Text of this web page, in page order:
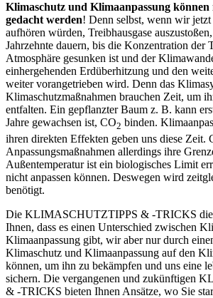
Klimaschutz und Klimaanpassung können
gedacht werden! Denn selbst, wenn wir
aufhören würden, Treibhausgase
Jahrzehnte dauern, bis die Konzentration der
Atmosphäre gesunken ist und der
einhergehenden Erdüberhitzung und den
weiter vorangetrieben wird. Denn das
Klimaschutzmaßnahmen brauchen Zeit, um
entfalten. Ein gepflanzter Baum z. B. kann
Jahre gewachsen ist, CO2 binden.
ihren direkten Effekten geben uns diese Zeit.
Anpassungsmaßnahmen allerdings ihre
Außentemperatur ist ein biologisches Limit
nicht anpassen können. Deswegen wird
benötigt.
Die KLIMASCHUTZTIPPS & -TRICKS
Ihnen, dass es einen Unterschied zwischen
Klimaanpassung gibt, wir aber nur durch
Klimaschutz und Klimaanpassung auf den
können, um ihn zu bekämpfen und uns eine
sichern. Die vergangenen und zukünftigen
& -TRICKS bieten Ihnen Ansätze, wo Sie